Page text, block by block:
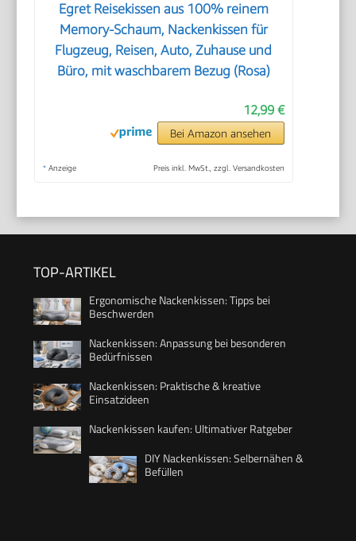
Egret Reisekissen aus 100% reinem
Memory-Schaum, Nackenkissen für
Flugzeug, Reisen, Auto, Zuhause und
Büro, mit waschbarem Bezug (Rosa)
12,99 €
Bei Amazon ansehen
* Anzeige Preis inkl. MwSt., zzgl. Versandkosten
TOP-ARTIKEL
Ergonomische Nackenkissen: Tipps bei
Beschwerden
Nackenkissen: Anpassung bei besonderen
Bedürfnissen
Nackenkissen: Praktische & kreative
Einsatzideen
Nackenkissen kaufen: Ultimativer Ratgeber
DIY Nackenkissen: Selbernähen &
Befüllen